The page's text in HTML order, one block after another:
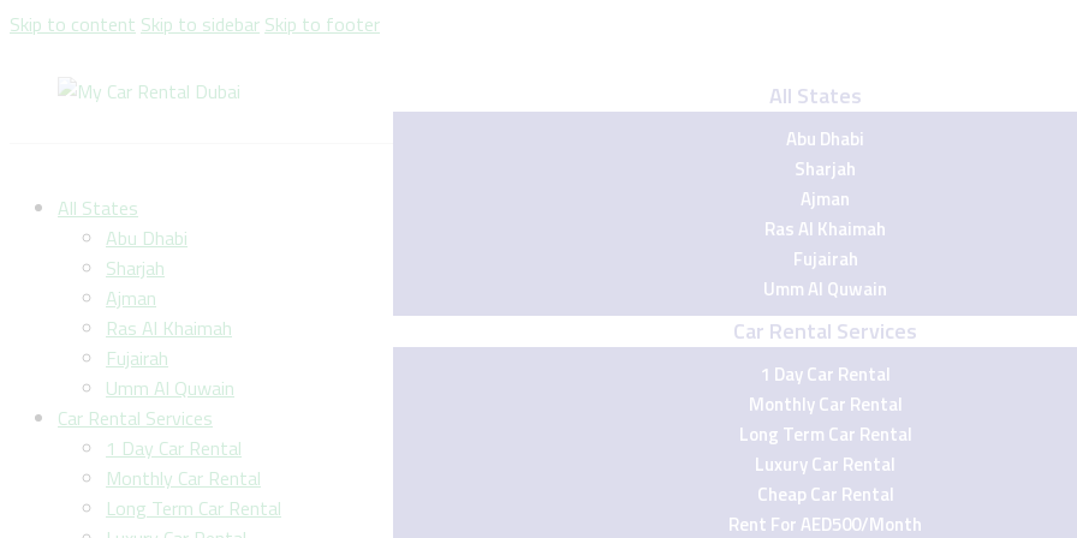
Skip to content Skip to sidebar Skip to footer
All States
Abu Dhabi
Sharjah
Ajman
Ras Al Khaimah
Fujairah
Umm Al Quwain
Car Rental Services
1 Day Car Rental
Monthly Car Rental
Long Term Car Rental
Luxury Car Rental
Cheap Car Rental
Rent For AED500/Month
All States
Abu Dhabi
Sharjah
Ajman
Ras Al Khaimah
Fujairah
Umm Al Quwain
Car Rental Services
1 Day Car Rental
Monthly Car Rental
Long Term Car Rental